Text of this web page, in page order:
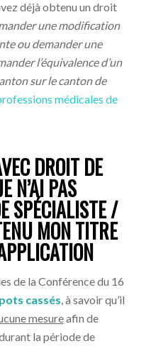
déjà obtenu un droit
une modification
ou demander une
l’équivalence d’un
sur le canton de
médicales de
DROIT DE
N’AI PAS
SPÉCIALISTE /
MON TITRE
de la Conférence du 16
pots cassés, à savoir qu’il
mesureafin de
la période de